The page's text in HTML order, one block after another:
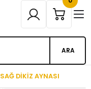
ARA
SAĞ DİKİZ AYNASI